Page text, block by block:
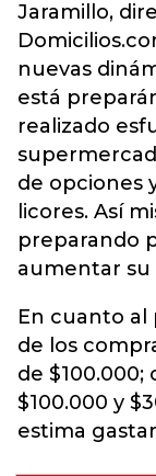
Jaramillo,
nuevas
está
realizado
de opciones
licores. Así
preparando
aumentar su
En cuanto al
de los
de
$100.000 y
estima